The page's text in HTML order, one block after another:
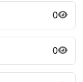
0
0